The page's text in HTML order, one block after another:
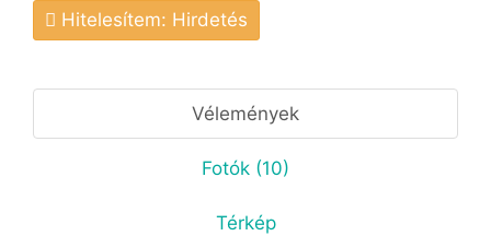
Hitelesítem: Hirdetés
Vélemények
Fotók (10)
Térkép